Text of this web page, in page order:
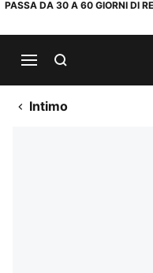
PASSA DA 30 A 60 GIORNI DI
Intimo